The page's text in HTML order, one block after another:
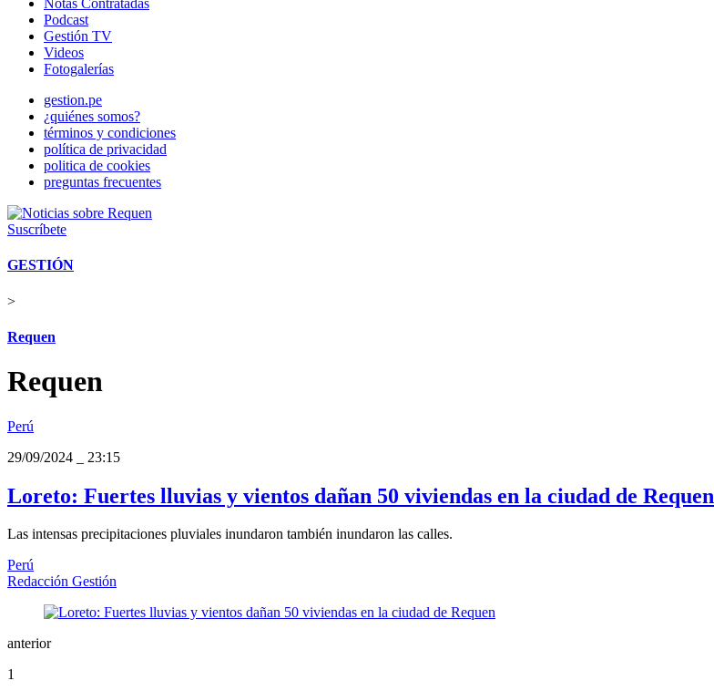
Notas Contratadas
Podcast
Gestión TV
Videos
Fotogalerías
gestion.pe
¿quiénes somos?
términos y condiciones
política de privacidad
politica de cookies
preguntas frecuentes
Suscríbete
GESTIÓN
>
Requen
Requen
Perú
29/09/2024
23:15
Loreto: Fuertes lluvias y vientos dañan 50 viviendas en la ciudad de Requen
Las intensas precipitaciones pluviales inundaron también inundaron las calles.
Perú
Redacción Gestión
anterior
1